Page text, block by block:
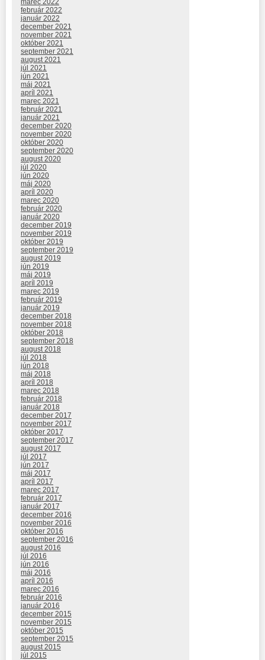
marec 2022
február 2022
január 2022
december 2021
november 2021
október 2021
september 2021
august 2021
júl 2021
jún 2021
máj 2021
apríl 2021
marec 2021
február 2021
január 2021
december 2020
november 2020
október 2020
september 2020
august 2020
júl 2020
jún 2020
máj 2020
apríl 2020
marec 2020
február 2020
január 2020
december 2019
november 2019
október 2019
september 2019
august 2019
jún 2019
máj 2019
apríl 2019
marec 2019
február 2019
január 2019
december 2018
november 2018
október 2018
september 2018
august 2018
júl 2018
jún 2018
máj 2018
apríl 2018
marec 2018
február 2018
január 2018
december 2017
november 2017
október 2017
september 2017
august 2017
júl 2017
jún 2017
máj 2017
apríl 2017
marec 2017
február 2017
január 2017
december 2016
november 2016
október 2016
september 2016
august 2016
júl 2016
jún 2016
máj 2016
apríl 2016
marec 2016
február 2016
január 2016
december 2015
november 2015
október 2015
september 2015
august 2015
júl 2015